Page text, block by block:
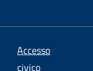
Accesso
civico